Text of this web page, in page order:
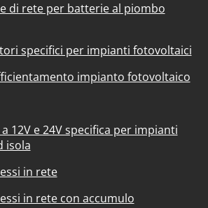
di rete per batterie al piombo
specifici per impianti fotovoltaici
impianto fotovoltaico
12V e 24V specifica per impianti
isola
in rete
in rete con accumulo